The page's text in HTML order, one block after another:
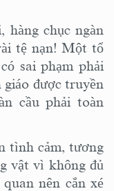
hàng chục ngàn
tệ nạn! Một tổ
sai phạm phải
được truyền
cầu phải toàn
tình cảm, tương
vật vì không đủ
nên cắn xé